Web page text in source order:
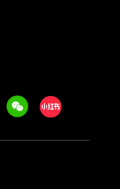
WeechatXiaohongshu/